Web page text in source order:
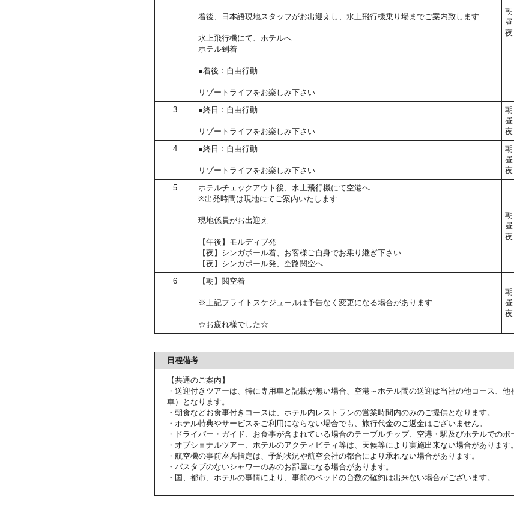
着後、日本語現地スタッフがお出迎えし、水上飛行機乗り場までご案内致します
水上飛行機にて、ホテルへ
ホテル到着
●着後：自由行動
リゾートライフをお楽しみ下さい
3 ●終日：自由行動
リゾートライフをお楽しみ下さい
4
●終日：自由行動
リゾートライフをお楽しみ下さい
5
ホテルチェックアウト後、水上飛行機にて空港へ
※出発時間は現地にてご案内いたします
現地係員がお出迎え
【午後】モルディブ発
【夜】シンガポール着、お客様ご自身でお乗り継ぎ下さい
【夜】シンガポール発、空路関空へ
6 【朝】関空着
※上記フライトスケジュールは予告なく変更になる場合があります
☆お疲れ様でした☆
日程備考
【共通のご案内】
・送迎付きツアーは、特に専用車と記載が無い場合、空港～ホテル間の送迎は当社の他コース、
車）となります。
・朝食などお食事付きコースは、ホテル内レストランの営業時間内のみのご提供となります。
・ホテル特典やサービスをご利用にならない場合でも、旅行代金のご返金はございません。
・ドライバー・ガイド、お食事が含まれている場合のテーブルチップ、空港・駅及びホテルでのポ
・オプショナルツアー、ホテルのアクティビティ等は、天候等により実施出来ない場合があります。
・航空機の事前座席指定は、予約状況や航空会社の都合により承れない場合があります。
・バスタブのないシャワーのみのお部屋になる場合があります。
・国、都市、ホテルの事情により、事前のベッドの台数の確約は出来ない場合がございます。